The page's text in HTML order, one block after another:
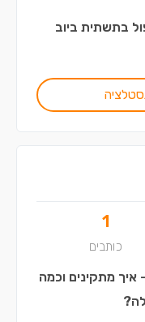
בתשתית ביוב
1
כותבים
מתקינים וכמה